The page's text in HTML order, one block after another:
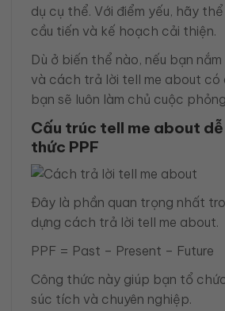
dụ cụ thể. Với điểm yếu, hãy
cầu tiến và kế hoạch cải thiện.
Dù ở biến thể nào, nếu bạn
và cách trả lời tell me about có
bạn sẽ luôn làm chủ cuộc
Cấu trúc tell me about
thức PPF
Đây là phần quan trọng nhất
dựng cách trả lời tell me about.
PPF = Past – Present – Future
Công thức này giúp bạn tổ
súc tích và chuyên nghiệp.